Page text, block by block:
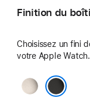
Finition du
Choisissez un fini
votre Apple Watch.
Naturel